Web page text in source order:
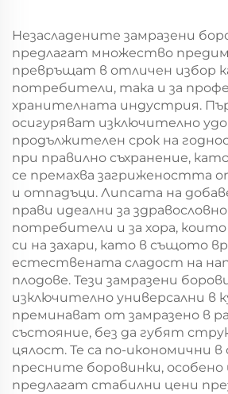
Незасладените замразени
предлагат множество
превръщат в отличен избор
потребители, така и за
хранителната индустрия.
осигуряват изключително
продължителен срок на
при правилно съхранение,
се премахва загрижеността
и отпадъци. Липсата на
прави идеални за
потребители и за хора,
си на захари, като в същото
естествената сладост на
плодове. Тези замразени
изключително универсални в
преминават от замразено в
състояние, без да губят
цялост. Те са по-икономични в
пресните боровинки, особено
предлагат стабилни цени